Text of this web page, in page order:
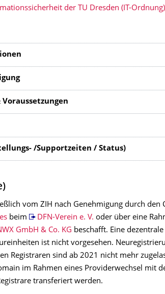
der TU Dresden (IT-
/Supportzeiten / Status)
vom ZIH nach Genehmigung durch den
beim DFN-Verein e. V. oder über eine
GmbH & Co. KG beschafft. Eine
ist nicht vorgesehen.
Registraren sind ab 2021 nicht mehr
im Rahmen eines Providerwechsel mit
transferiert werden.